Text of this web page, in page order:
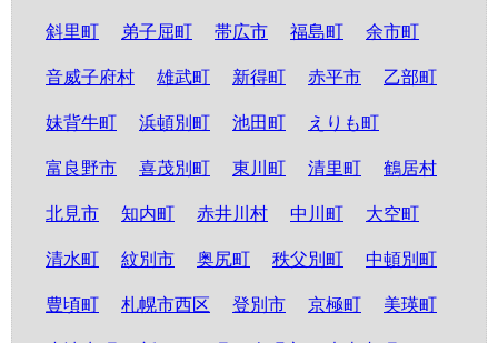
斜里町 弟子屈町 帯広市 福島町 余市町
音威子府村 雄武町 新得町 赤平市 乙部町
妹背牛町 浜頓別町 池田町 えりも町
富良野市 喜茂別町 東川町 清里町 鶴居村
北見市 知内町 赤井川村 中川町 大空町
清水町 紋別市 奥尻町 秩父別町 中頓別町
豊頃町 札幌市西区 登別市 京極町 美瑛町